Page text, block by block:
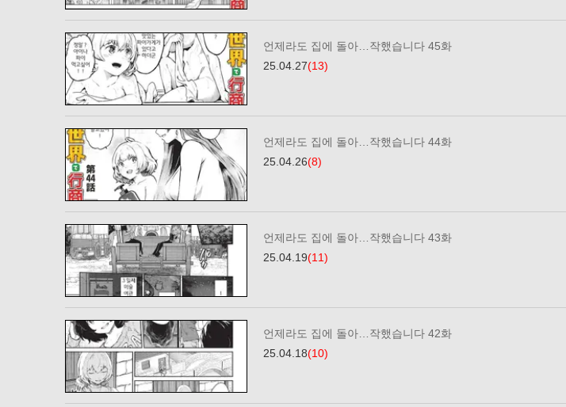
언제라도 집에 돌아…작했습니다 45화
25.04.27(13)
언제라도 집에 돌아…작했습니다 44화
25.04.26(8)
언제라도 집에 돌아…작했습니다 43화
25.04.19(11)
언제라도 집에 돌아…작했습니다 42화
25.04.18(10)